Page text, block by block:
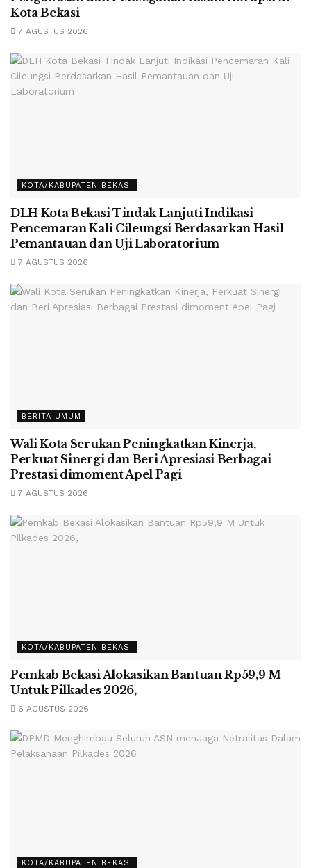
Kota Bekasi
7 AGUSTUS 2026
KOTA/KABUPATEN BEKASI
DLH Kota Bekasi Tindak Lanjuti Indikasi
Pencemaran Kali Cileungsi Berdasarkan Hasil
Pemantauan dan Uji Laboratorium
7 AGUSTUS 2026
BERITA UMUM
Wali Kota Serukan Peningkatkan Kinerja,
Perkuat Sinergi dan Beri Apresiasi Berbagai
Prestasi dimoment Apel Pagi
7 AGUSTUS 2026
KOTA/KABUPATEN BEKASI
Pemkab Bekasi Alokasikan Bantuan Rp59,9 M
Untuk Pilkades 2026,
6 AGUSTUS 2026
KOTA/KABUPATEN BEKASI